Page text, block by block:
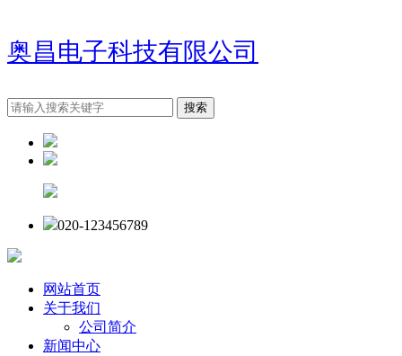
奥昌电子科技有限公司
020-123456789
网站首页
关于我们
公司简介
新闻中心